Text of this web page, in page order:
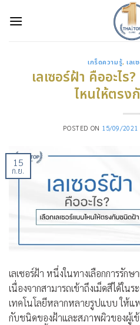
เกร็ดความรู้,เล
เลเซอร์ฝ้า คืออะไร
ไหนให้ตรง
POSTED ON 15/09/2021
15
ก.ย.
เลเซอร์ฝ้า หนึ่งในทางเลือกการรัก
เนื่องจากสามารถเข้าถึงเม็ดสีได้ใน
เทคโนโลยีหลากหลายรูปแบบ ให้แ
กับชนิดของฝ้าและสภาพผิวของผู้เ